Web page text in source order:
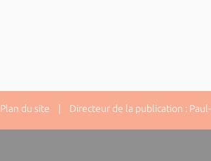
Plan du site | Directeur de la publication :